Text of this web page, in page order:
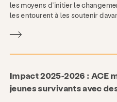
les moyens d'initier le
les entourent à les soutenir
Impact 2025-2026 : ACE
jeunes survivants avec